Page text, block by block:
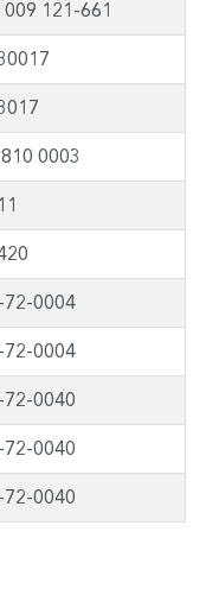
009 121-661
0003
72-0004
72-0004
72-0040
72-0040
72-0040